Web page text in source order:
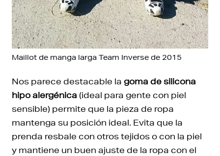
Maillot de manga larga Team Inverse de 2015
Nos parece destacable la goma de silicona
hipo alergénica (ideal para gente con piel
sensible) permite que la pieza de ropa
mantenga su posición ideal. Evita que la
prenda resbale con otros tejidos o con la piel
y mantiene un buen ajuste de la ropa con el